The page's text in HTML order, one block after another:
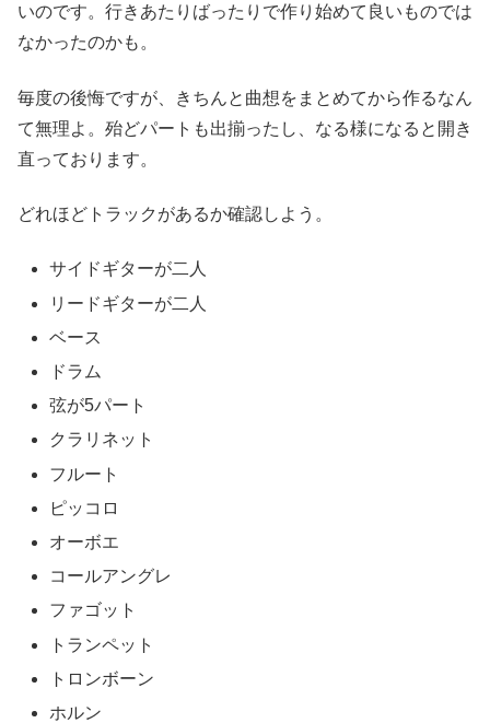
いのです。行きあたりばったりで作り始めて良いものでは
なかったのかも。
毎度の後悔ですが、きちんと曲想をまとめてから作るなん
て無理よ。殆どパートも出揃ったし、なる様になると開き
直っております。
どれほどトラックがあるか確認しよう。
サイドギターが二人
リードギターが二人
ベース
ドラム
弦が5パート
クラリネット
フルート
ピッコロ
オーボエ
コールアングレ
ファゴット
トランペット
トロンボーン
ホルン